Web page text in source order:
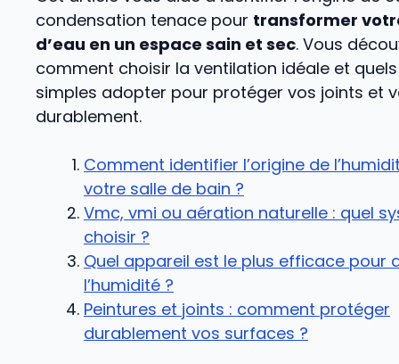
condensation tenace pour transformer
d’eau en un espace sain et sec. Vous
comment choisir la ventilation idéale et
simples adopter pour protéger vos joints et
durablement.
Comment identifier l’origine de
votre salle de bain ?
Vmc, vmi ou aération naturelle : quel
choisir ?
Quel appareil est le plus efficace pour
l’humidité ?
Peintures et joints : comment protéger
durablement vos surfaces ?